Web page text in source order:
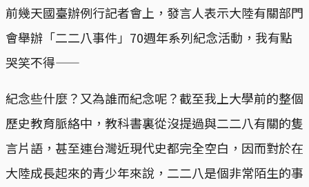
前幾天國臺辦例行記者會上，發言人表示大陸有關部門
會舉辦「二二八事件」70週年系列紀念活動，我有點
哭笑不得——
紀念些什麼？又為誰而紀念呢？截至我上大學前的整個
歷史教育脈絡中，教科書裏從沒提過與二二八有關的隻
言片語，甚至連台灣近現代史都完全空白，因而對於在
大陸成長起來的青少年來說，二二八是個非常陌生的事